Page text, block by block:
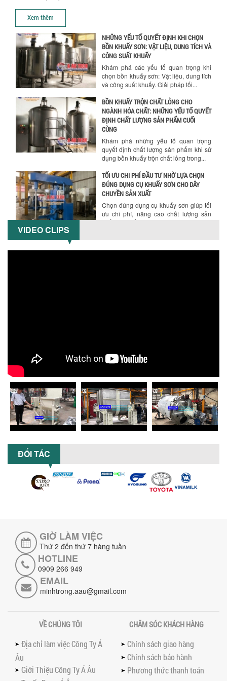
Xem thêm
NHỮNG YẾU TỐ QUYẾT ĐỊNH KHI CHỌN
BỒN KHUẤY SƠN: VẬT LIỆU, DUNG TÍCH VÀ
CÔNG SUẤT KHUẤY
Khám phá các yếu tố quan trọng khi
chọn bồn khuấy sơn: Vật liệu, dung tích
và công suất khuấy. Giải pháp tối...
BỒN KHUẤY TRỘN CHẤT LỎNG CHO
NGÀNH HÓA CHẤT: NHỮNG YẾU TỐ QUYẾT
ĐỊNH CHẤT LƯỢNG SẢN PHẨM CUỐI
CÙNG
Khám phá những yếu tố quan trọng
quyết định chất lượng sản phẩm khi sử
dụng bồn khuấy trộn chất lỏng trong...
TỐI ƯU CHI PHÍ ĐẦU TƯ NHỜ LỰA CHỌN
ĐÚNG DỤNG CỤ KHUẤY SƠN CHO DÂY
CHUYỀN SẢN XUẤT
Chọn đúng dụng cụ khuấy sơn giúp tối
ưu chi phí, nâng cao chất lượng sản
xuất. Tìm hiểu giải pháp từ Công...
5 LỢI ÍCH NỔI BẬT KHI SỬ DỤNG MÁY
khuấy sơn dùng điện: nâng cao chất
lượng, tiết kiệm chi phí, tăng năng
suất,...
NHỮNG LỖI THƯỜNG GẶP KHI VẬN HÀNH
khắc phục hiệu quả giúp doanh
nghiệp...
Máy nghiền hữu cơ lỏng sử dụng công
ceramic giúp nâng cao độ mịn, hiệu
ĐẦU TƯ MÁY TRỘN PHÂN BÓN NẰM
NGANG: LỢI ÍCH LÂU DÀI CHO DOANH
NGHIỆP SẢN XUẤT NÔNG NGHIỆP
Tìm hiểu lợi ích khi đầu tư máy trộn
phân bón nằm ngang: nâng cao hiệu
VIDEO CLIPS
ĐỐI TÁC
GIỜ LÀM VIỆC
Thứ 2 đến thứ 7 hàng tuần
HOTLINE
0909 266 949
EMAIL
minhtrong.aau@gmail.com
VỀ CHÚNG TÔI
Địa chỉ làm việc Công Ty Á
Âu
Giới Thiệu Công Ty Á Âu
CHĂM SÓC KHÁCH HÀNG
Chính sách giao hàng
Chính sách bảo hành
Phương thức thanh toán